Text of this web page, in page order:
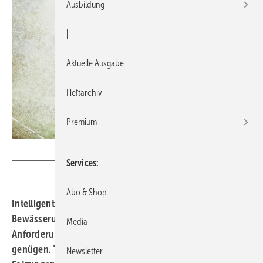
Intelligentes Wassermanagement betreiben ▪ Die
Bewässerung von Park- und Sportrasen­flächen muss den
Anforderungen der Nutzer und des Umweltschutzes
genügen. Technische ­Regelwerke, kommunale
Ausbildung
Aktuelle Ausgabe
Heftarchiv
Premium
Services
Abo & Shop
Media
Newsletter